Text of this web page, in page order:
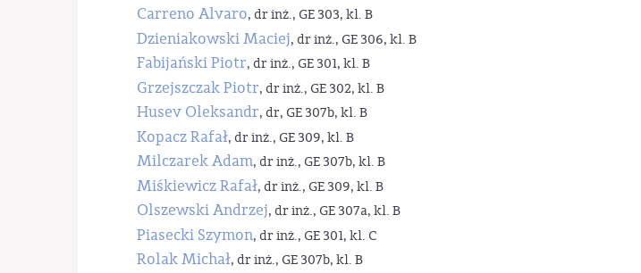
Carreno Alvaro, dr inż., GE 303, kl. B
Dzieniakowski Maciej, dr inż., GE 306, kl. B
Fabijański Piotr, dr inż., GE 301, kl. B
Grzejszczak Piotr, dr inż., GE 302, kl. B
Husev Oleksandr, dr, GE 307b, kl. B
Kopacz Rafał, dr inż., GE 309, kl. B
Milczarek Adam, dr inż., GE 307b, kl. B
Miśkiewicz Rafał, dr inż., GE 309, kl. B
Olszewski Andrzej, dr inż., GE 307a, kl. B
Piasecki Szymon, dr inż., GE 301, kl. C
Rolak Michał, dr inż., GE 307b, kl. B